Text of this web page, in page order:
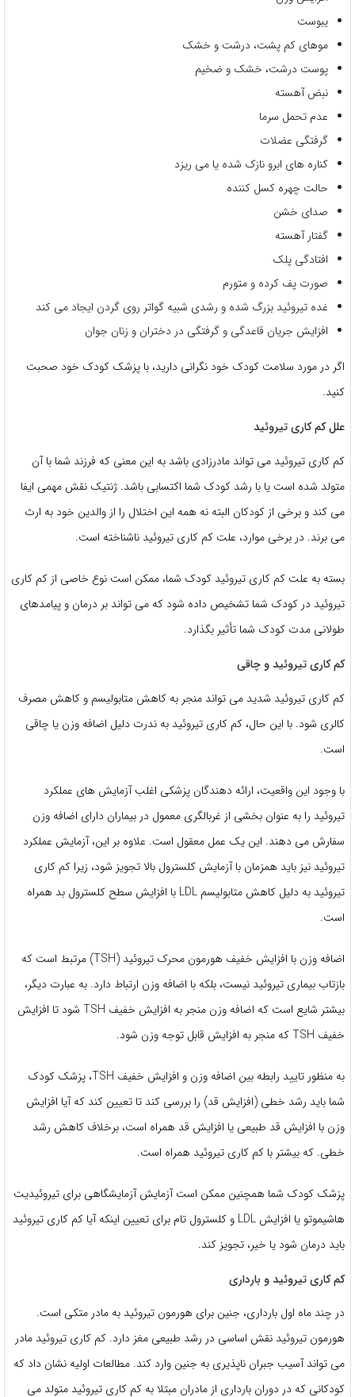
یبوست
موهای کم پشت، درشت و خشک
پوست درشت، خشک و ضخیم
نبض آهسته
عدم تحمل سرما
گرفتگی عضلات
کناره های ابرو نازک شده یا می ریزد
حالت چهره کسل کننده
صدای خشن
گفتار آهسته
افتادگی پلک
صورت پف کرده و متورم
غده تیروئید بزرگ شده و رشدی شبیه گواتر روی گردن ایجاد می کند
افزایش جریان قاعدگی و گرفتگی در دختران و زنان جوان
اگر در مورد سلامت کودک خود نگرانی دارید، با پزشک کودک خود صحبت
کنید.
علل کم کاری تیروئید
کم کاری تیروئید می تواند مادرزادی باشد به این معنی که فرزند شما با آن
متولد شده است یا با رشد کودک شما اکتسابی باشد. ژنتیک نقش مهمی ایفا
می کند و برخی از کودکان البته نه همه این اختلال را از والدین خود به ارث
می برند. در برخی موارد، علت کم کاری تیروئید ناشناخته است.
بسته به علت کم کاری تیروئید کودک شما، ممکن است نوع خاصی از کم کاری
تیروئید در کودک شما تشخیص داده شود که می تواند بر درمان و پیامدهای
طولانی مدت کودک شما تأثیر بگذارد.
کم کاری تیروئید و چاقی
کم کاری تیروئید شدید می تواند منجر به کاهش متابولیسم و ​​کاهش مصرف
کالری شود. با این حال، کم کاری تیروئید به ندرت دلیل اضافه وزن یا چاقی
است.
با وجود این واقعیت، ارائه دهندگان پزشکی اغلب آزمایش های عملکرد
تیروئید را به عنوان بخشی از غربالگری معمول در بیماران دارای اضافه وزن
سفارش می دهند. این یک عمل معقول است. علاوه بر این، آزمایش عملکرد
تیروئید نیز باید همزمان با آزمایش کلسترول بالا تجویز شود، زیرا کم کاری
تیروئید به دلیل کاهش متابولیسم LDL با افزایش سطح کلسترول بد همراه
است.
اضافه وزن با افزایش خفیف هورمون محرک تیروئید (TSH) مرتبط است که
بازتاب بیماری تیروئید نیست، بلکه با اضافه وزن ارتباط دارد. به عبارت دیگر،
بیشتر شایع است که اضافه وزن منجر به افزایش خفیف TSH شود تا افزایش
خفیف TSH که منجر به افزایش قابل توجه وزن شود.
به منظور تایید رابطه بین اضافه وزن و افزایش خفیف TSH، پزشک کودک
شما باید رشد خطی (افزایش قد) را بررسی کند تا تعیین کند که آیا افزایش
وزن با افزایش قد طبیعی یا افزایش قد همراه است، برخلاف کاهش رشد
خطی. که بیشتر با کم کاری تیروئید همراه است.
پزشک کودک شما همچنین ممکن است آزمایش آزمایشگاهی برای تیروئیدیت
هاشیموتو یا افزایش LDL و کلسترول تام برای تعیین اینکه آیا کم کاری تیروئید
باید درمان شود یا خیر، تجویز کند.
کم کاری تیروئید و بارداری
در چند ماه اول بارداری، جنین برای هورمون تیروئید به مادر متکی است.
هورمون تیروئید نقش اساسی در رشد طبیعی مغز دارد. کم کاری تیروئید مادر
می تواند آسیب جبران ناپذیری به جنین وارد کند. مطالعات اولیه نشان داد که
کودکانی که در دوران بارداری از مادران مبتلا به کم کاری تیروئید متولد می